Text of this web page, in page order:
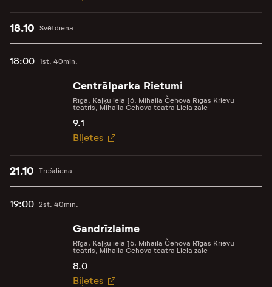
Svētdiena
18.10
18:00 1st. 40min.
Centrālparka Rietumi
Rīga, Kaļķu iela 16, Mihaila Čehova Rīgas Krievu
teātris, Mihaila Čehova teātra Lielā zāle
9.1
Biļetes
Trešdiena
21.10
19:00 2st. 40min.
Gandrīzlaime
Rīga, Kaļķu iela 16, Mihaila Čehova Rīgas Krievu
teātris, Mihaila Čehova teātra Lielā zāle
8.0
Biļetes